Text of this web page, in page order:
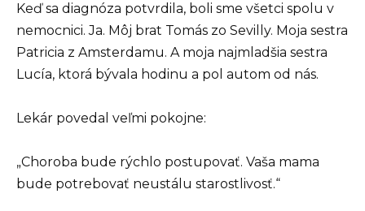
Keď sa diagnóza potvrdila, boli sme všetci spolu v
nemocnici. Ja. Môj brat Tomás zo Sevilly. Moja sestra
Patricia z Amsterdamu. A moja najmladšia sestra
Lucía, ktorá bývala hodinu a pol autom od nás.
Lekár povedal veľmi pokojne:
„Choroba bude rýchlo postupovať. Vaša mama
bude potrebovať neustálu starostlivosť.“